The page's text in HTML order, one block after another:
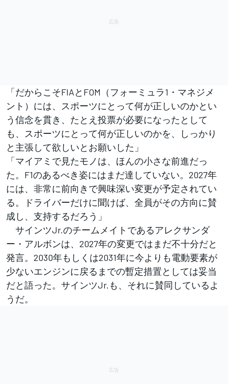
「だからこそFIAとFOM（フォーミュラ1・マネジメ
ント）には、スポーツにとって何が正しいのかとい
う信念を貫き、たとえ投票が必要になったとして
も、スポーツにとって何が正しいのかを、しっかり
と主張して欲しいとお願いした」
「マイアミで見たモノは、ほんの小さな前進だっ
た。F1のあるべき姿にはまだ達していない。2027年
には、非常に前向きで興味深い変更が予定されてい
る。ドライバーだけに聞けば、全員がその方向に賛
成し、支持するだろう」
サインツJr.のチームメイトであるアレクサンダ
ー・アルボンは、2027年の変更ではまだ不十分だと
発言。2030年もしくは2031年に今よりも電動要素が
少ないエンジンに戻るまでの暫定措置としては妥当
だと語った。サインツJr.も、それに賛同しているよ
うだ。